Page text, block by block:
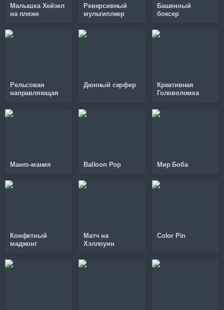
Малышка Хейзел
на пляже
Реверсивный
мультиплеер
Башенный
боксер
Рельсовая
направляющая
Дюнный серфер
Креативная
Головоломка
Манго-мания Balloon Pop Мир Боба
Конфетный
маджонг
Матч на
Хэллоуин
Color Pin